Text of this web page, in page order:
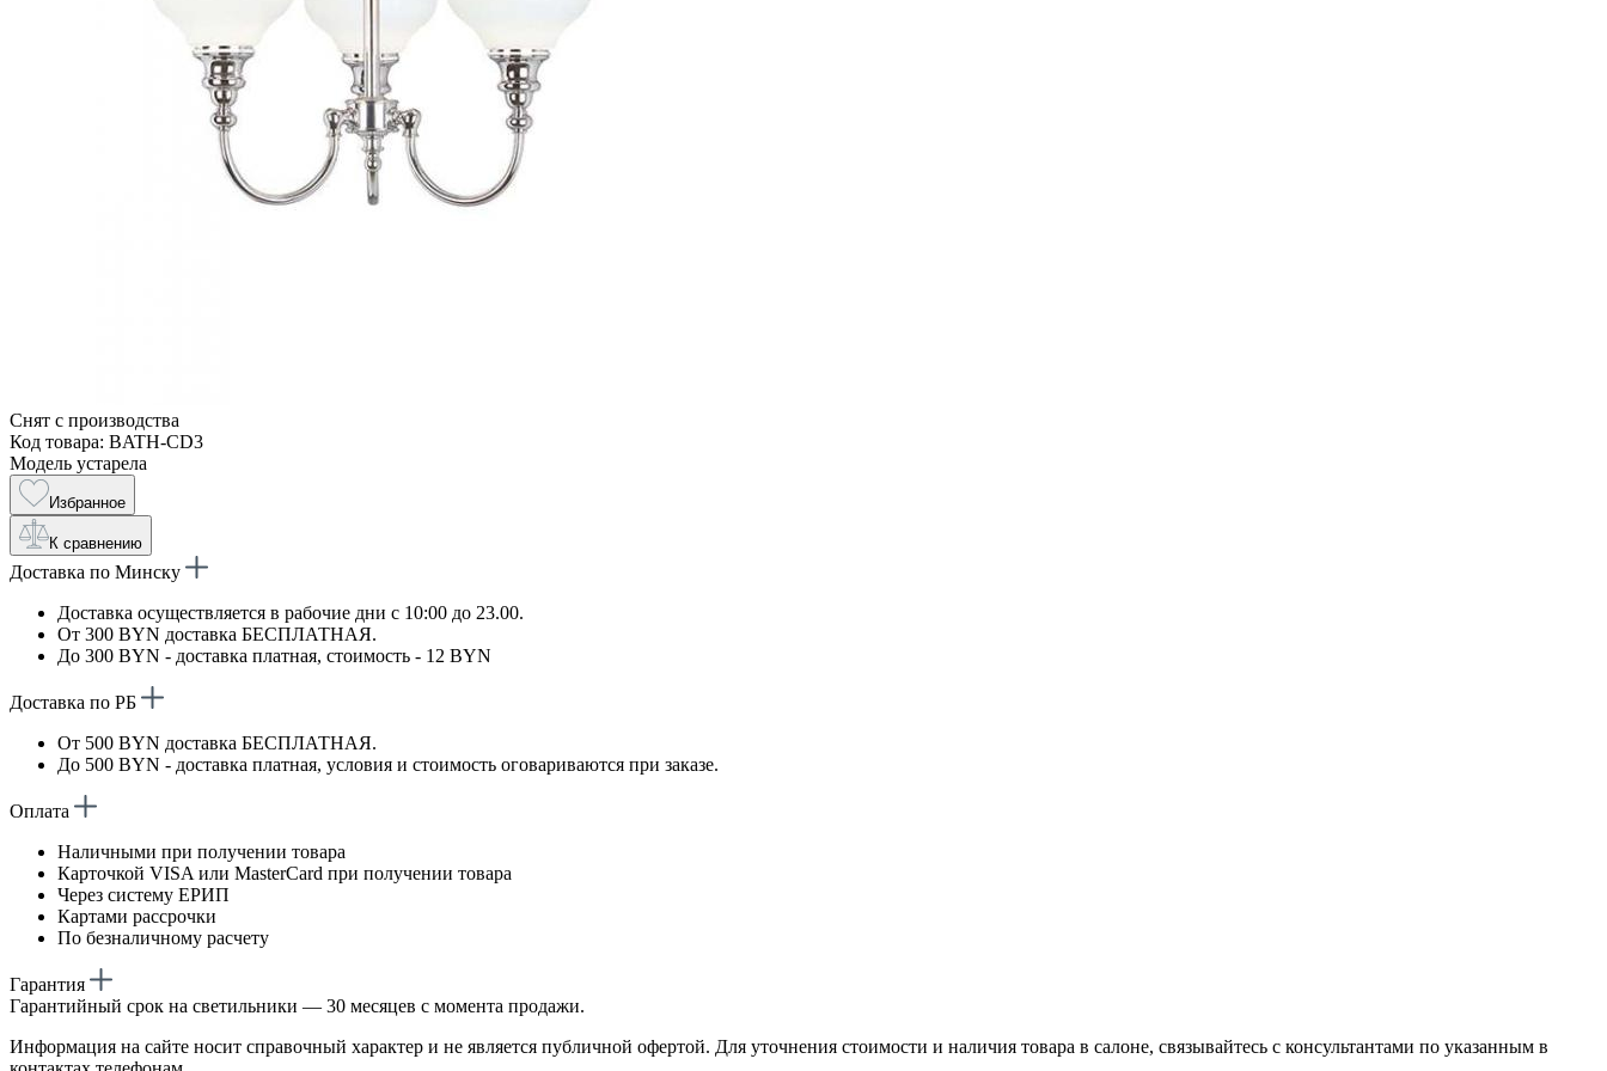
Снят с производства
Код товара: BATH-CD3
Модель устарела
Избранное
К сравнению
Доставка по Минску
Доставка осуществляется в рабочие дни с 10:00 до 23.00.
От 300 BYN доставка БЕСПЛАТНАЯ.
До 300 BYN - доставка платная, стоимость - 12 BYN
Доставка по РБ
От 500 BYN доставка БЕСПЛАТНАЯ.
До 500 BYN - доставка платная, условия и стоимость оговариваются при заказе.
Оплата
Наличными при получении товара
Карточкой VISA или MasterCard при получении товара
Через систему ЕРИП
Картами рассрочки
По безналичному расчету
Гарантия
Гарантийный срок на светильники — 30 месяцев с момента продажи.
Информация на сайте носит справочный характер и не является публичной офертой. Для уточнения стоимости и наличия товара в салоне, связывайтесь с консультантами по указанным в